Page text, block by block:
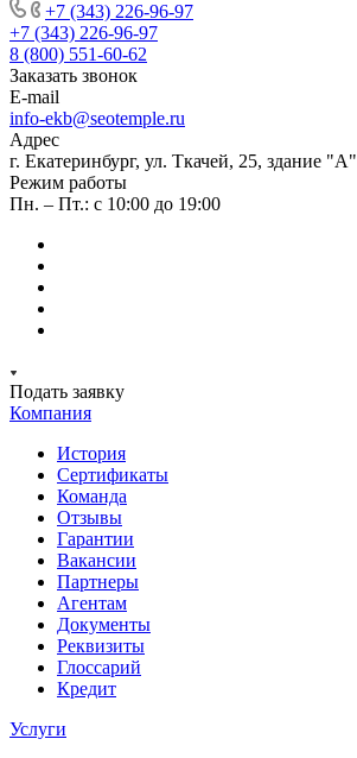
+7 (343) 226-96-97
+7 (343) 226-96-97
8 (800) 551-60-62
Заказать звонок
E-mail
info-ekb@seotemple.ru
Адрес
г. Екатеринбург, ул. Ткачей, 25, здание "А"
Режим работы
Пн. – Пт.: с 10:00 до 19:00
Подать заявку
Компания
История
Сертификаты
Команда
Отзывы
Гарантии
Вакансии
Партнеры
Агентам
Документы
Реквизиты
Глоссарий
Кредит
Услуги